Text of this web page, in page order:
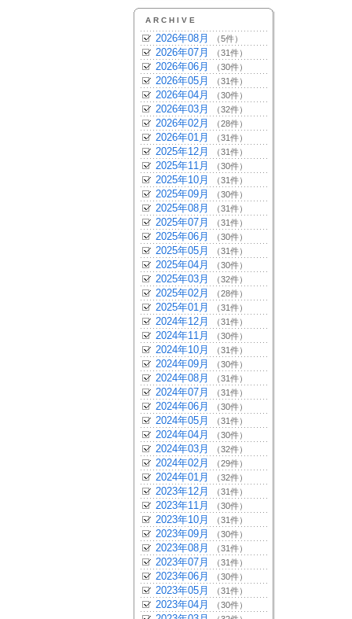
ARCHIVE
2026年08月 （5件）
2026年07月 （31件）
2026年06月 （30件）
2026年05月 （31件）
2026年04月 （30件）
2026年03月 （32件）
2026年02月 （28件）
2026年01月 （31件）
2025年12月 （31件）
2025年11月 （30件）
2025年10月 （31件）
2025年09月 （30件）
2025年08月 （31件）
2025年07月 （31件）
2025年06月 （30件）
2025年05月 （31件）
2025年04月 （30件）
2025年03月 （32件）
2025年02月 （28件）
2025年01月 （31件）
2024年12月 （31件）
2024年11月 （30件）
2024年10月 （31件）
2024年09月 （30件）
2024年08月 （31件）
2024年07月 （31件）
2024年06月 （30件）
2024年05月 （31件）
2024年04月 （30件）
2024年03月 （32件）
2024年02月 （29件）
2024年01月 （32件）
2023年12月 （31件）
2023年11月 （30件）
2023年10月 （31件）
2023年09月 （30件）
2023年08月 （31件）
2023年07月 （31件）
2023年06月 （30件）
2023年05月 （31件）
2023年04月 （30件）